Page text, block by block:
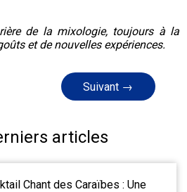
de la mixologie, toujours à la
et de nouvelles expériences.
Suivant →
articles
Chant des Caraïbes : Une